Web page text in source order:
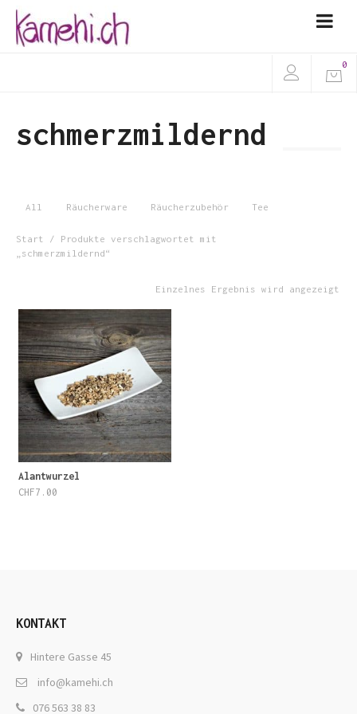
0
schmerzmildernd
All Räucherware Räucherzubehör Tee
Start
/ Produkte verschlagwortet mit
„schmerzmildernd“
Einzelnes Ergebnis wird angezeigt
Alantwurzel
CHF7.00
KONTAKT
Hintere Gasse 45
info@kamehi.ch
076 563 38 83